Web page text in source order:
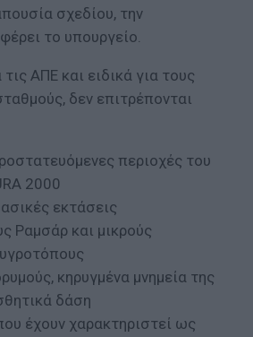
σχεδίου, την
το υπουργείο.
ΑΠΕ και ειδικά για τους
δεν επιτρέπονται
περιοχές του
2000
εκτάσεις
Ραμσάρ και μικρούς
κηρυγμένα μνημεία της
δάση
έχουν χαρακτηριστεί ως